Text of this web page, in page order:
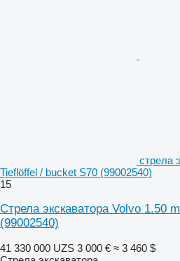
стрела
Tieflöffel / bucket S70 (99002540)
15
Стрела экскаватора Volvo 1.50
(99002540)
41 330 000 UZS 3 000 € ≈ 3 460 $